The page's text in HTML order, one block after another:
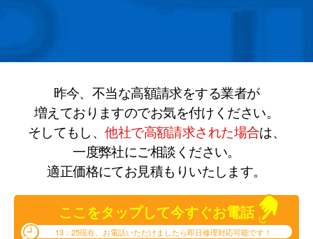
昨今、不当な高額請求をする業者が
増えておりますのでお気を付けください。
そしてもし、他社で高額請求された場合は、
一度弊社にご相談ください。
適正価格にてお見積もりいたします。
ここをタップして今すぐお電話
13：25現在、お電話いただけましたら即日修理対応可能です！